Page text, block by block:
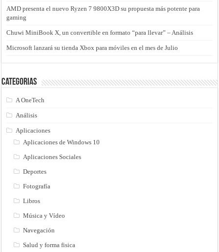
AMD presenta el nuevo Ryzen 7 9800X3D su propuesta más potente para
gaming
Chuwi MiniBook X, un convertible en formato “para llevar” – Análisis
Microsoft lanzará su tienda Xbox para móviles en el mes de Julio
Categorias
A OneTech
Análisis
Aplicaciones
Aplicaciones de Windows 10
Aplicaciones Sociales
Deportes
Fotografía
Libros
Música y Vídeo
Navegación
Salud y forma fisica